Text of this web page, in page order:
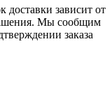
доставки зависит от
Мы сообщим
заказа